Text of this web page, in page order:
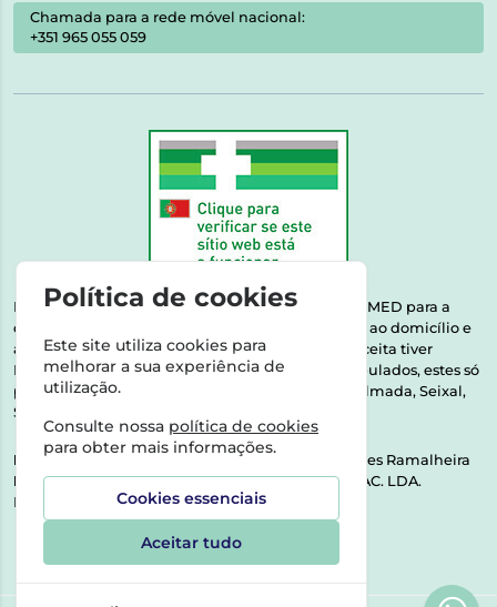
Chamada para a rede móvel nacional:
+351 965 055 059
Esta farmácia encontra-se autorizada pelo INFARMED para a
dispensa de medicamentos e produtos de saúde ao domicílio e
através da internet. Medicamentos | Se na sua receita tiver
MSRM, MNSRM, MSRMV ou Medicamentos Manipulados, estes só
podem ser entregues nos seguintes concelhos: Almada, Seixal,
Sesimbra, Oeiras e Lisboa.
Direção Técnica:
Dra. Raquel Alexandra Fernandes Ramalheira
NIPC:513064133 | ASPAS E NÚMEROS SOC. FARMAC. LDA.
Rua dos Castanheiros 5 AB Feijó2810-036 Almada
Política de cookies
Este site utiliza cookies para
melhorar a sua experiência de
utilização.
Consulte nossa política de cookies
para obter mais informações.
Cookies essenciais
Aceitar tudo